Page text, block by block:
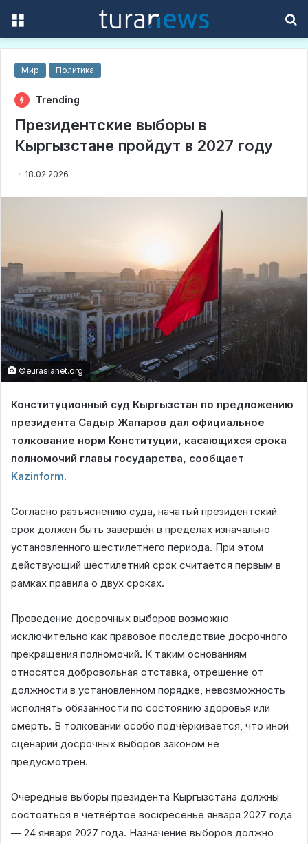
Мир Политика
Trending
Президентские выборы в
Кыргызстане пройдут в 2027 году
18.02.2026
©eurasianet.org
Конституционный суд Кыргызстан по предложению
президента Садыр Жапаров дал официальное
толкование норм Конституции, касающихся срока
полномочий главы государства, сообщает
Kazinform.
Согласно разъяснению суда, начатый президентский
срок должен быть завершён в пределах изначально
установленного шестилетнего периода. При этом
действующий шестилетний срок считается первым в
рамках правила о двух сроках.
Проведение досрочных выборов возможно
исключительно как правовое последствие досрочного
прекращения полномочий. К таким основаниям
относятся добровольная отставка, отрешение от
должности в установленном порядке, невозможность
исполнять обязанности по состоянию здоровья или
смерть. В толковании особо подчёркивается, что иной
сценарий досрочных выборов законом не
предусмотрен.
Очередные выборы президента Кыргызстана должны
состояться в четвёртое воскресенье января 2027 года
— 24 января 2027 года. Назначение выборов должно